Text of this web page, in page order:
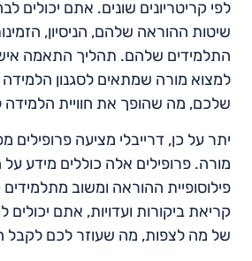
לפי קריטריונים שונים. אתם יכולים
שיטות ההוראה שלהם, הניסיון,
התלמידים שלהם. תהליך התאמה
למצוא מורה שמתאים לסגנון הלמידה
שלכם, מה שהופך את חוויית הלמידה
יתר על כן, דרייבלי מציעה פרופילים
מורה. פרופילים אלה כוללים מידע
פילוסופיית ההוראה ומשוב מתלמידים
קריאת ביקורות ועדויות, אתם
של מה לצפות, מה שעוזר לכם